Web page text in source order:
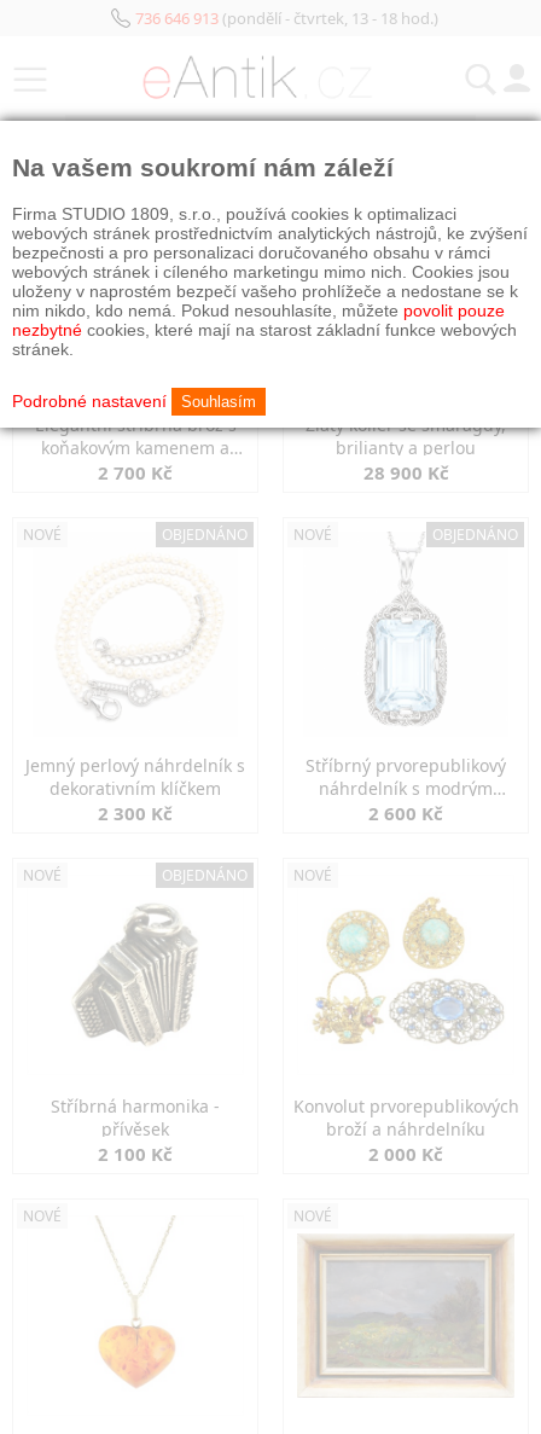
736 646 913(pondělí - čtvrtek, 13 - 18 hod.)
Elegantní stříbrná brož s
koňakovým kamenem a
markazity
2 700 Kč
Zlatý kolier se smaragdy,
brilianty a perlou
28 900 Kč
NOVÉ OBJEDNÁNO
Jemný perlový náhrdelník s
dekorativním klíčkem
2 300 Kč
NOVÉ OBJEDNÁNO
Stříbrný prvorepublikový
náhrdelník s modrým
spinelem
2 600 Kč
NOVÉ OBJEDNÁNO
Stříbrná harmonika -
přívěsek
2 100 Kč
NOVÉ
Konvolut prvorepublikových
broží a náhrdelníku
2 000 Kč
NOVÉ NOVÉ
Na vašem soukromí nám záleží
Firma STUDIO 1809, s.r.o., používá cookies k optimalizaci
webových stránek prostřednictvím analytických nástrojů, ke zvýšení
bezpečnosti a pro personalizaci doručovaného obsahu v rámci
webových stránek i cíleného marketingu mimo nich. Cookies jsou
uloženy v naprostém bezpečí vašeho prohlížeče a nedostane se k
nim nikdo, kdo nemá. Pokud nesouhlasíte, můžete povolit pouze
nezbytné cookies, které mají na starost základní funkce webových
stránek.
Podrobné nastavení Souhlasím